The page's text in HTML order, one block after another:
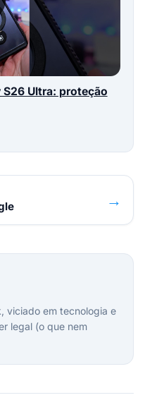
S26 Ultra: proteção
→
viciado em tecnologia e
legal (o que nem